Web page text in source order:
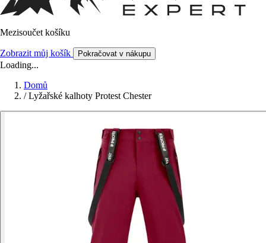
Mezisoučet košíku
Zobrazit můj košík Pokračovat v nákupu
Loading...
Domů
/ Lyžařské kalhoty Protest Chester